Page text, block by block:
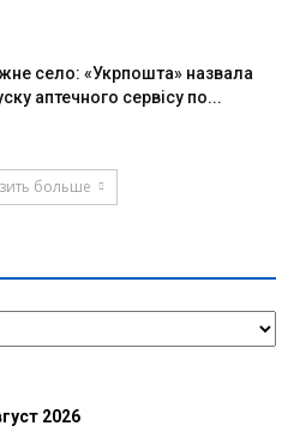
село: «Укрпошта» назвала
аптечного сервісу по...
больше
2026